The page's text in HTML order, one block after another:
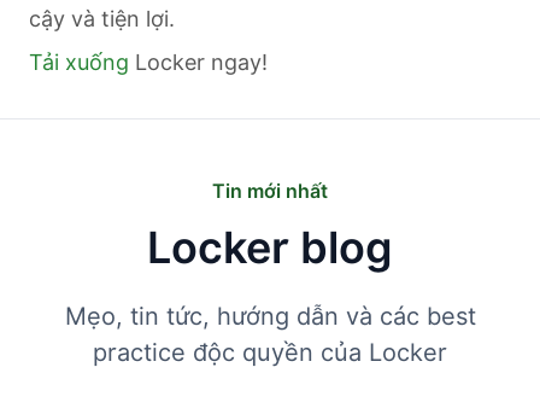
cậy và tiện lợi.
Tải xuống Locker ngay!
Tin mới nhất
Locker blog
Mẹo, tin tức, hướng dẫn và các best
practice độc quyền của Locker